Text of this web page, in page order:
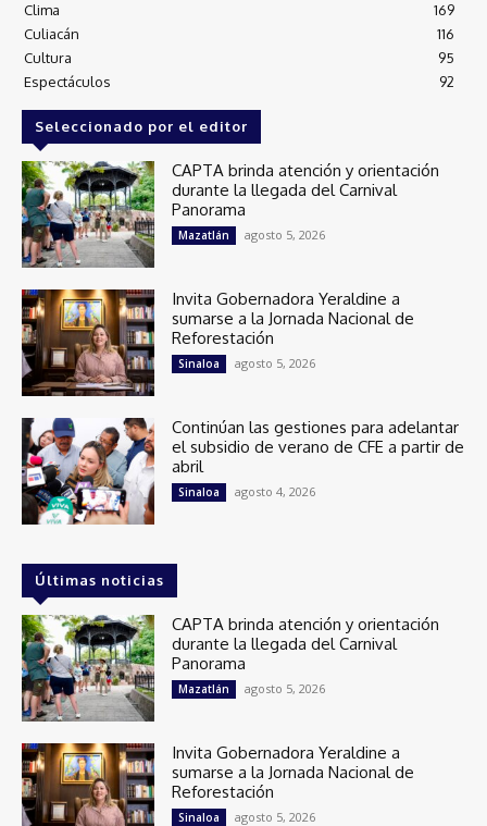
Clima
169
Culiacán
116
Cultura
95
Espectáculos
92
Seleccionado por el editor
CAPTA brinda atención y orientación
durante la llegada del Carnival
Panorama
Mazatlán agosto 5, 2026
Invita Gobernadora Yeraldine a
sumarse a la Jornada Nacional de
Reforestación
Sinaloa agosto 5, 2026
Continúan las gestiones para adelantar
el subsidio de verano de CFE a partir de
abril
Sinaloa agosto 4, 2026
Últimas noticias
CAPTA brinda atención y orientación
durante la llegada del Carnival
Panorama
Mazatlán agosto 5, 2026
Invita Gobernadora Yeraldine a
sumarse a la Jornada Nacional de
Reforestación
Sinaloa agosto 5, 2026